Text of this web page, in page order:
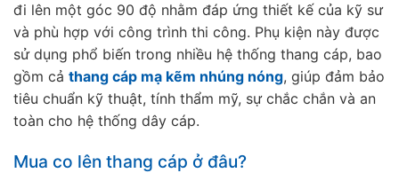
đi lên một góc 90 độ nhằm đáp ứng thiết kế của kỹ sư
và phù hợp với công trình thi công. Phụ kiện này được
sử dụng phổ biến trong nhiều hệ thống thang cáp, bao
gồm cả thang cáp mạ kẽm nhúng nóng, giúp đảm bảo
tiêu chuẩn kỹ thuật, tính thẩm mỹ, sự chắc chắn và an
toàn cho hệ thống dây cáp.
Mua co lên thang cáp ở đâu?